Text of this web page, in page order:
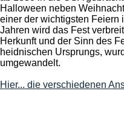
Halloween neben
einer der wichtigsten Feiern
Jahren wird das Fest
Herkunft und der Sinn des
heidnischen Ursprungs,
umgewandelt.
Hier... die verschiedenen